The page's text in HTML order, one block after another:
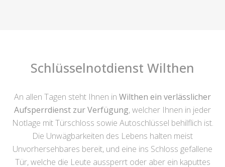
Schlüsselnotdienst Wilthen
An allen Tagen steht Ihnen in Wilthen ein verlässlicher
Aufsperrdienst zur Verfügung, welcher Ihnen in jeder
Notlage mit Türschloss sowie Autoschlüssel behilflich ist.
Die Unwägbarkeiten des Lebens halten meist
Unvorhersehbares bereit, und eine ins Schloss gefallene
Tür, welche die Leute aussperrt oder aber ein kaputtes